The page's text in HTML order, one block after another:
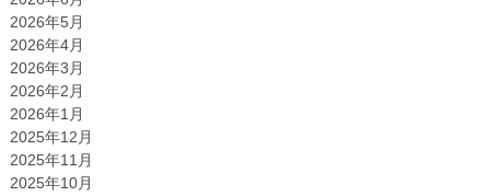
2026年5月
2026年4月
2026年3月
2026年2月
2026年1月
2025年12月
2025年11月
2025年10月